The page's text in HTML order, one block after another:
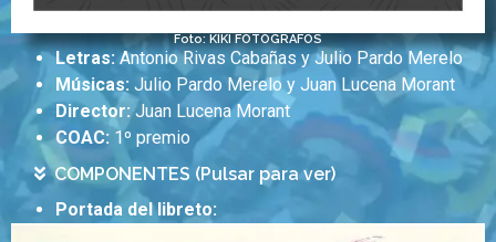
Foto: KIKI FOTÓGRAFOS
Letras:Antonio Rivas Cabañas y Julio Pardo Merelo
Músicas: Julio Pardo Merelo y Juan Lucena Morant
Director:Juan Lucena Morant
COAC: 1º premio
COMPONENTES (Pulsar para ver)
Portada del libreto: